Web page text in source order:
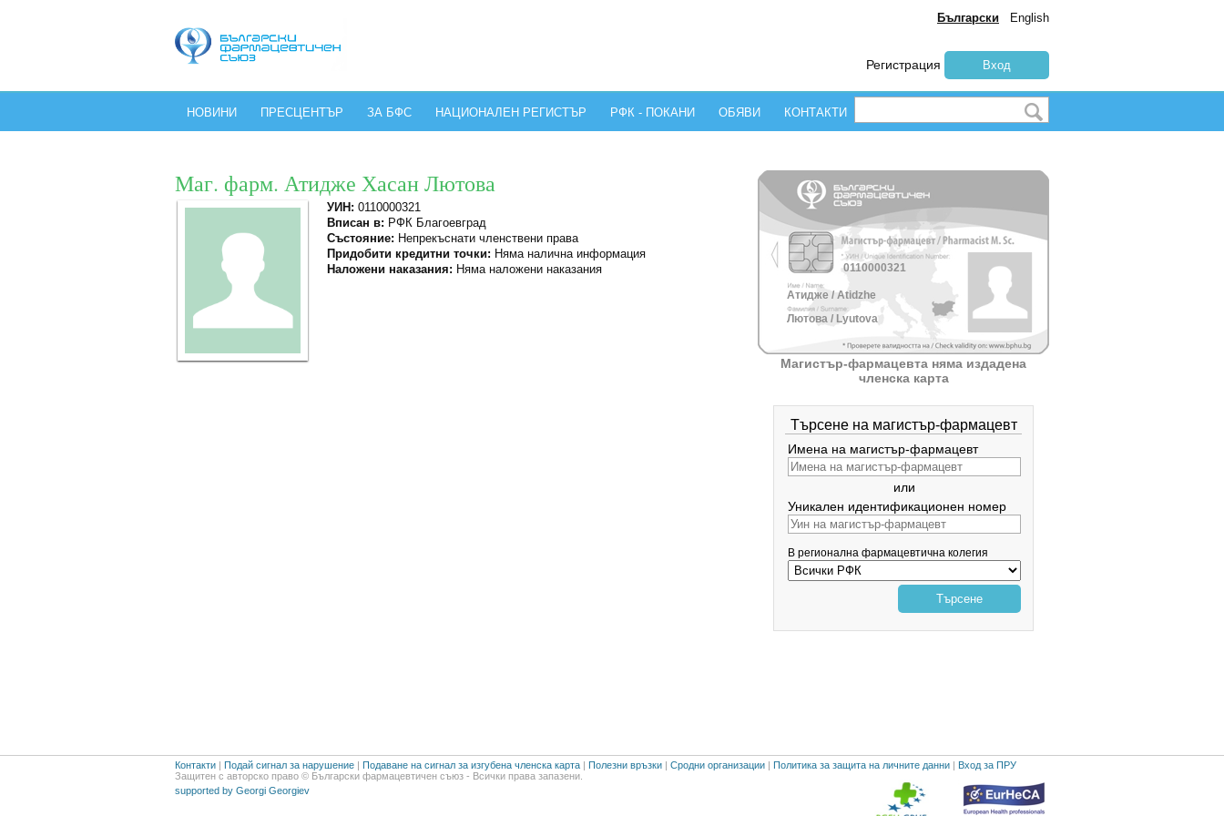
Български English
Регистрация Вход
НОВИНИ ПРЕСЦЕНТЪР ЗА БФС НАЦИОНАЛЕН РЕГИСТЪР РФК - ПОКАНИ ОБЯВИ КОНТАКТИ
Маг. фарм. Атидже Хасан Лютова
УИН: 0110000321
Вписан в: РФК Благоевград
Състояние: Непрекъснати членствени права
Придобити кредитни точки: Няма налична информация
Наложени наказания: Няма наложени наказания 0110000321
Атидже / Atidzhe
Лютова / Lyutova
Магистър-фармацевта няма издадена
членска карта
Търсене на магистър-фармацевт
Имена на магистър-фармацевт
или
Уникален идентификационен номер
В регионална фармацевтична колегия
Търсене
Контакти | Подай сигнал за нарушение | Подаване на сигнал за изгубена членска карта | Полезни връзки | Сродни организации | Политика за защита на личните данни | Вход за ПРУ
Защитен с авторско право © Български фармацевтичен съюз - Всички права запазени.
supported by Georgi Georgiev